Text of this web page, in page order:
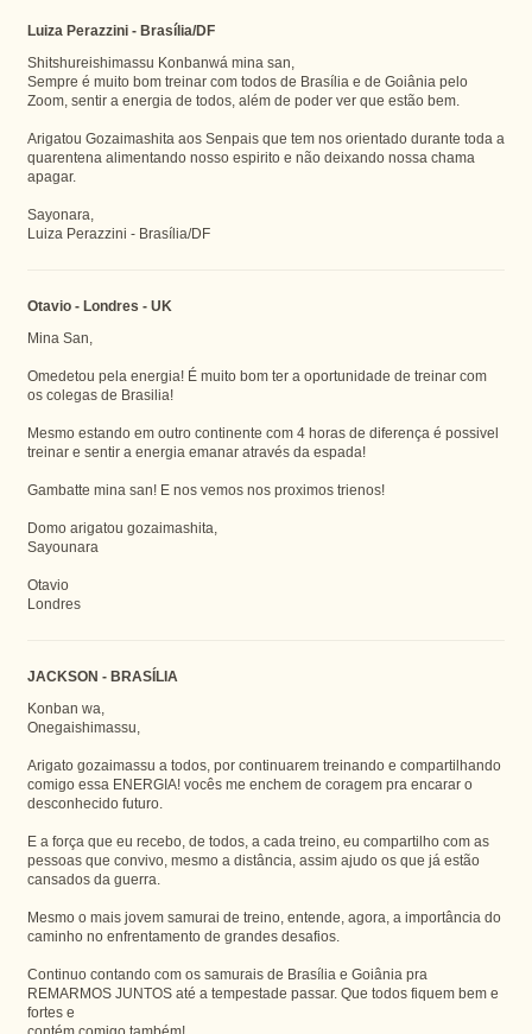
Luiza Perazzini - Brasília/DF
Shitshureishimassu Konbanwá mina san,
Sempre é muito bom treinar com todos de Brasília e de Goiânia pelo
Zoom, sentir a energia de todos, além de poder ver que estão bem.
Arigatou Gozaimashita aos Senpais que tem nos orientado durante toda a
quarentena alimentando nosso espirito e não deixando nossa chama
apagar.
Sayonara,
Luiza Perazzini - Brasília/DF
Otavio - Londres - UK
Mina San,
Omedetou pela energia! É muito bom ter a oportunidade de treinar com
os colegas de Brasilia!
Mesmo estando em outro continente com 4 horas de diferença é possivel
treinar e sentir a energia emanar através da espada!
Gambatte mina san! E nos vemos nos proximos trienos!
Domo arigatou gozaimashita,
Sayounara
Otavio
Londres
JACKSON - BRASÍLIA
Konban wa,
Onegaishimassu,
Arigato gozaimassu a todos, por continuarem treinando e compartilhando
comigo essa ENERGIA! vocês me enchem de coragem pra encarar o
desconhecido futuro.
E a força que eu recebo, de todos, a cada treino, eu compartilho com as
pessoas que convivo, mesmo a distância, assim ajudo os que já estão
cansados da guerra.
Mesmo o mais jovem samurai de treino, entende, agora, a importância do
caminho no enfrentamento de grandes desafios.
Continuo contando com os samurais de Brasília e Goiânia pra
REMARMOS JUNTOS até a tempestade passar. Que todos fiquem bem e
fortes e
contém comigo também!